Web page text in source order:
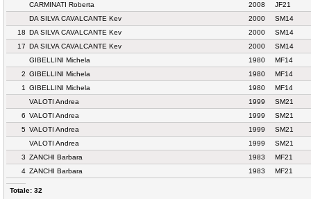
CARMINATI Roberta
2008
JF21
DA SILVA CAVALCANTE Kev
2000
SM14
18 DA SILVA CAVALCANTE Kev 2000
SM14
17 DA SILVA CAVALCANTE Kev 2000
SM14
GIBELLINI Michela
1980
MF14
2 GIBELLINI Michela 1980
MF14
1
GIBELLINI Michela 1980
MF14
VALOTI Andrea
1999
SM21
6 VALOTI Andrea 1999
SM21
5 VALOTI Andrea 1999
SM21
VALOTI Andrea
1999
SM21
3 ZANCHI Barbara 1983
MF21
4 ZANCHI Barbara 1983 MF21
Totale: 32